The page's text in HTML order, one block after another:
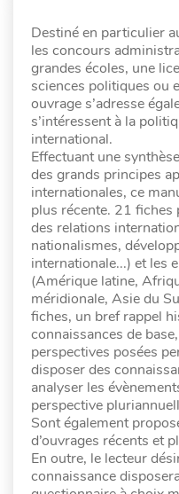
Destiné en particulier
les concours
grandes écoles, une
sciences politiques ou
ouvrage s’adresse
s’intéressent à la
international.
Effectuant une
des grands principes
internationales, ce
plus récente. 21 fiches
des relations
nationalismes,
internationale...) et les
(Amérique latine,
méridionale, Asie du
fiches, un bref rappel
connaissances de
perspectives posées
disposer des
analyser les
perspective
Sont également
d’ouvrages récents et
En outre, le lecteur
connaissance